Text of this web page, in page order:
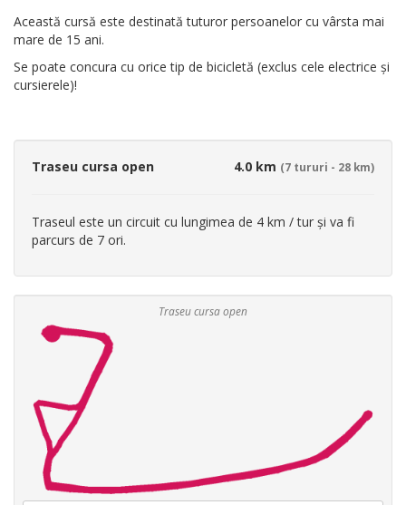
Această cursă este destinată tuturor persoanelor cu vârsta mai
mare de 15 ani.
Se poate concura cu orice tip de bicicletă (exclus cele electrice și
cursierele)!
Traseu cursa open 4.0 km (7 tururi - 28 km)
Traseul este un circuit cu lungimea de 4 km / tur și va fi
parcurs de 7 ori.
Traseu cursa open